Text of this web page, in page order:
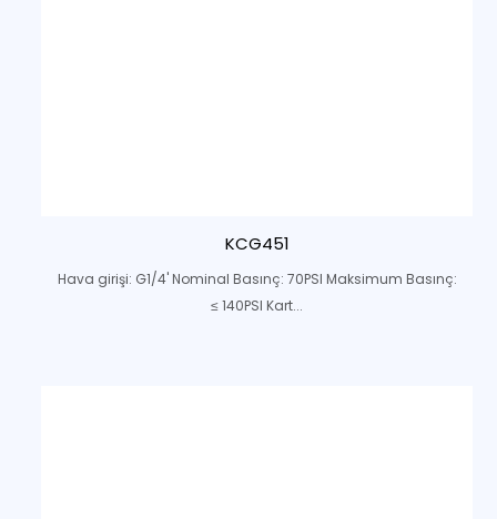
KCG451
Hava girişi: G1/4' Nominal Basınç: 70PSI Maksimum Basınç:
≤ 140PSI Kart...